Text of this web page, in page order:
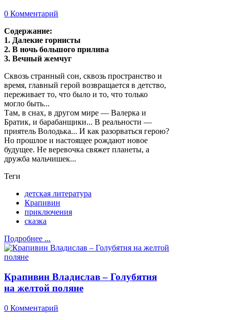
0 Комментарий
Содержание:
1. Далекие горнисты
2. В ночь большого прилива
3. Вечный жемчуг
Сквозь странный сон, сквозь пространство и
время, главный герой возвращается в детство,
переживает то, что было и то, что только
могло быть...
Там, в снах, в другом мире — Валерка и
Братик, и барабанщики... В реальности —
приятель Володька... И как разорваться герою?
Но прошлое и настоящее рождают новое
будущее. Не веревочка свяжет планеты, а
дружба мальчишек...
Теги
детская литература
Крапивин
приключения
сказка
Подробнее ...
Крапивин Владислав – Голубятня
на желтой поляне
0 Комментарий